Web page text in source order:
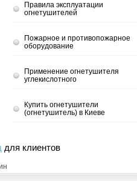
Правила эксплуатации
огнетушителей
Пожарное и противопожарное
оборудование
Применение огнетушителя
углекислотного
Купить огнетушители
(огнетушитель) в Киеве
для клиентов